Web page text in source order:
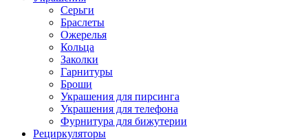
Серьги
Браслеты
Ожерелья
Кольца
Заколки
Гарнитуры
Броши
Украшения для пирсинга
Украшения для телефона
Фурнитура для бижутерии
Рециркуляторы